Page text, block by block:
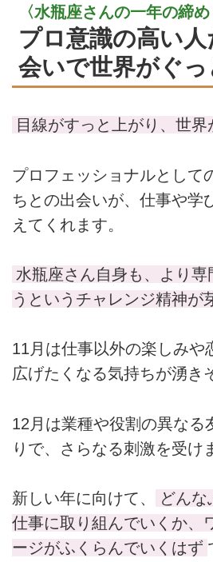
〈水瓶座さんの一年の締め
プロ意識の高い
会いで世界がぐっ
目線がすっと上がり、世界
プロフェッショナルとして
ちとの出会いが、仕事や学
えてくれます。
水瓶座さん自身も、より専
うというチャレンジ精神が
11月は仕事以外の楽しみや
広げたくなる気持ちが湧き
12月は業種や役割の異なる
りで、さらなる刺激を受け
新しい年に向けて、
どんな
仕事に取り組んでいくか、
ージがふくらんでいくはず